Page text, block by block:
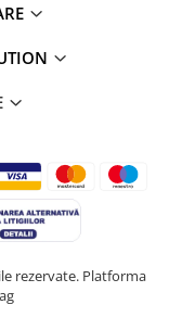
rezervate. Platforma